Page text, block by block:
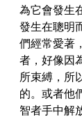
為它會發生
發生在聰明
們經常愛著
者，好像因
所束縛，所
的。或者他
智者手中解